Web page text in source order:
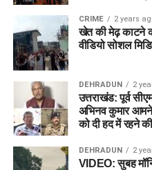
CRIME 2 years
खेत की मेढ़ काटने
वीडियो सोशल
DEHRADUN 2
उत्तराखंड: पूर्व
अभिनव कुमार
को दी हद में रहने
DEHRADUN 2
VIDEO: सुबह